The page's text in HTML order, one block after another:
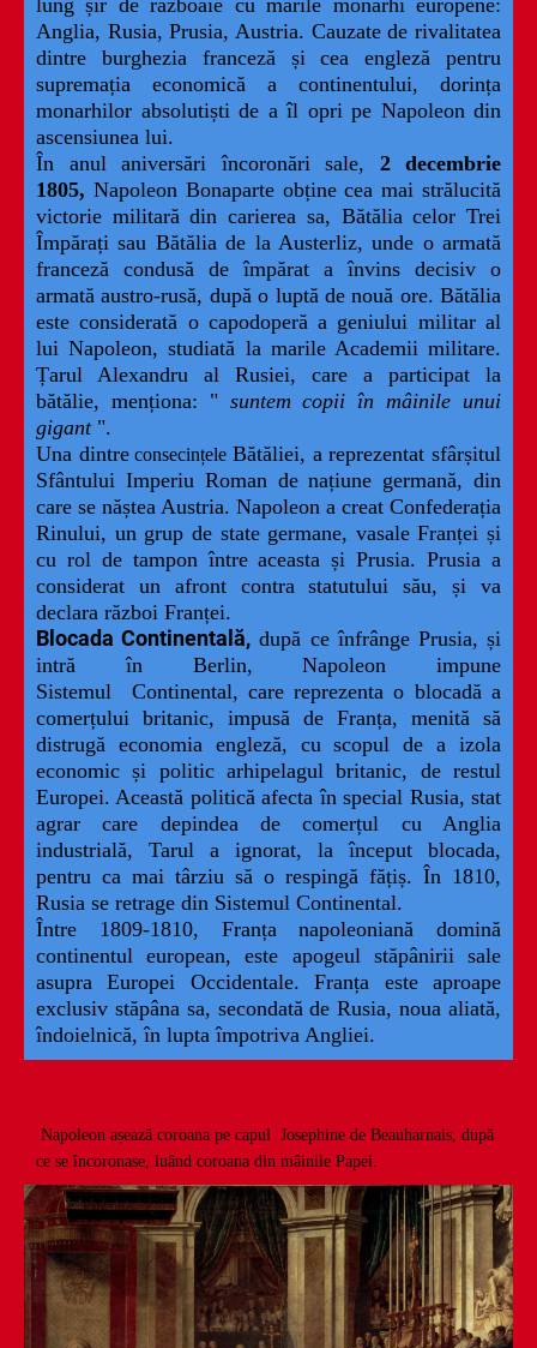
Anglia, Rusia, Prusia, Austria. Cauzate de rivalitatea
dintre burghezia franceză și cea engleză pentru
supremația economică a continentului, dorința
monarhilor absolutiști de a îl opri pe Napoleon din
ascensiunea lui.
În anul aniversări încoronări sale, 2 decembrie
1805, Napoleon Bonaparte obține cea mai strălucită
victorie militară din carierea sa, Bătălia celor Trei
Împărați sau Bătălia de la Austerliz, unde o armată
franceză condusă de împărat a învins decisiv o
armată austro-rusă, după o luptă de nouă ore. Bătălia
este considerată o capodoperă a geniului militar al
lui Napoleon, studiată la marile Academii militare.
Țarul Alexandru al Rusiei, care a participat la
bătălie, menționa: " suntem copii în mâinile unui
gigant".
Una dintreconsecințeleBătăliei, a reprezentat sfârșitul
Sfântului Imperiu Roman de națiune germană, din
care se năștea Austria. Napoleon a creat Confederația
Rinului, un grup de state germane, vasale Franței și
cu rol de tampon între aceasta și Prusia. Prusia a
considerat un afront contra statutului său, și va
declara război Franței.
Blocada Continentală, după ce înfrânge Prusia, și
intră în Berlin, Napoleon impune
Sistemul Continental, care reprezenta o blocadă a
comerțului britanic, impusă de Franța, menită să
distrugă economia engleză, cu scopul de a izola
economic și politic arhipelagul britanic, de restul
Europei. Această politică afecta în special Rusia, stat
agrar care depindea de comerțul cu Anglia
industrială, Tarul a ignorat, la început blocada,
pentru ca mai târziu să o respingă fățiș. În 1810,
Rusia se retrage din Sistemul Continental.
Între 1809-1810, Franța napoleoniană domină
continentul european, este apogeul stăpânirii sale
asupra Europei Occidentale. Franța este aproape
exclusiv stăpâna sa, secondată de Rusia, noua aliată,
îndoielnică, în lupta împotriva Angliei.
Napoleon așează coroana pe capul Josephine de Beauharnais, după
ce se încoronase, luând coroana din mâinile Papei.